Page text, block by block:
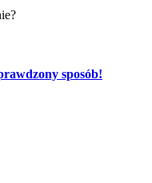
sposób!